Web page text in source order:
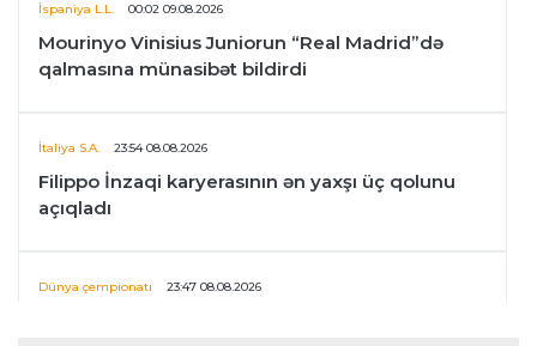
İspaniya L.L. 00:02 09.08.2026
Mourinyo Vinisius Juniorun “Real Madrid”də
qalmasına münasibət bildirdi
İtaliya S.A. 23:54 08.08.2026
Filippo İnzaqi karyerasının ən yaxşı üç qolunu
açıqladı
Dünya çempionatı 23:47 08.08.2026